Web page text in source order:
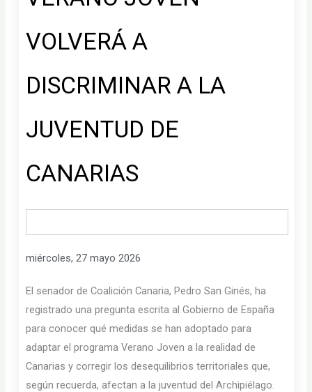
VOLVERÁ A
DISCRIMINAR A LA
JUVENTUD DE
CANARIAS
miércoles, 27 mayo 2026
El senador de Coalición Canaria, Pedro San Ginés, ha
registrado una pregunta escrita al Gobierno de España
para conocer qué medidas se han adoptado para
adaptar el programa Verano Joven a la realidad de
Canarias y corregir los desequilibrios territoriales que,
según recuerda, afectan a la juventud del Archipiélago.